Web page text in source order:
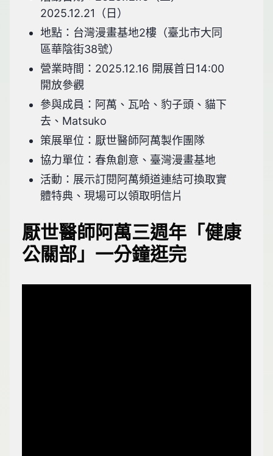
2025.12.21（日）
地點：台灣漫畫基地2樓（臺北市大同
區華陰街38號）
營業時間：2025.12.16 開展首日14:00
開放參觀
參與成員：阿萬、瓦哈、豹子頭、貓下
去、Matsuko
策展單位：厭世醫師阿萬製作團隊
協力單位：春魚創意、臺灣漫畫基地
活動：展示訂閱阿萬頻道連結可換取實
體特典、現場可以領取明信片
厭世醫師阿萬三週年「健康
公關部」一分鐘逛完